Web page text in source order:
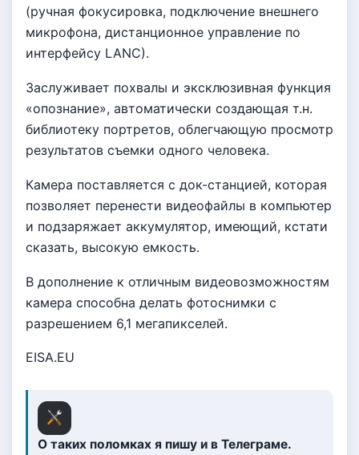
(ручная фокусировка, подключение внешнего
микрофона, дистанционное управление по
интерфейсу LANC).
Заслуживает похвалы и эксклюзивная функция
«опознание», автоматически создающая т.н.
библиотеку портретов, облегчающую просмотр
результатов съемки одного человека.
Камера поставляется с док-станцией, которая
позволяет перенести видеофайлы в компьютер
и подзаряжает аккумулятор, имеющий, кстати
сказать, высокую емкость.
В дополнение к отличным видеовозможностям
камера способна делать фотоснимки с
разрешением 6,1 мегапикселей.
EISA.EU
О таких поломках я пишу и в Телеграме.